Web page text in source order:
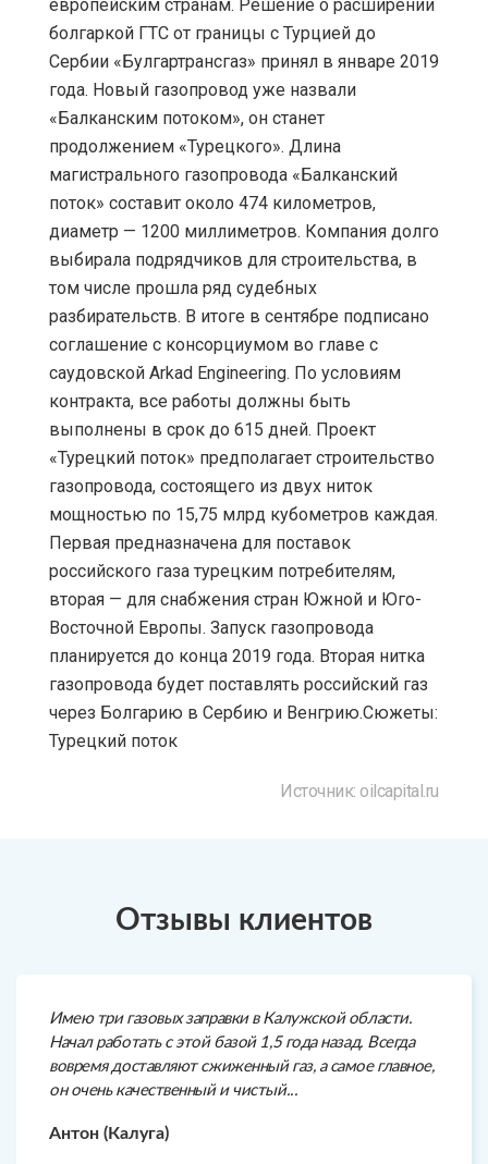
европейским странам. Решение о расширении
болгаркой ГТС от границы с Турцией до
Сербии «Булгартрансгаз» принял в январе 2019
года. Новый газопровод уже назвали
«Балканским потоком», он станет
продолжением «Турецкого». Длина
магистрального газопровода «Балканский
поток» составит около 474 километров,
диаметр — 1200 миллиметров. Компания долго
выбирала подрядчиков для строительства, в
том числе прошла ряд судебных
разбирательств. В итоге в сентябре подписано
соглашение с консорциумом во главе с
саудовской Arkad Engineering. По условиям
контракта, все работы должны быть
выполнены в срок до 615 дней. Проект
«Турецкий поток» предполагает строительство
газопровода, состоящего из двух ниток
мощностью по 15,75 млрд кубометров каждая.
Первая предназначена для поставок
российского газа турецким потребителям,
вторая — для снабжения стран Южной и Юго-
Восточной Европы. Запуск газопровода
планируется до конца 2019 года. Вторая нитка
газопровода будет поставлять российский газ
через Болгарию в Сербию и Венгрию.Сюжеты:
Турецкий поток
Источник: oilcapital.ru
Отзывы клиентов
Имею три газовых заправки в Калужской области.
Начал работать с этой базой 1,5 года назад. Всегда
вовремя доставляют сжиженный газ, а самое главное,
он очень качественный и чистый...
Антон (Калуга)